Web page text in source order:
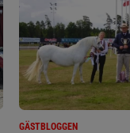
GÄSTBLOGGEN